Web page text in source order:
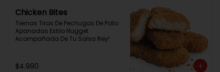
Chicken Bites
Tiernas Tiras De Pechugas De Pollo
Apanadas Estilo Nugget
Acompañada De Tu Salsa Rey!
$4.990